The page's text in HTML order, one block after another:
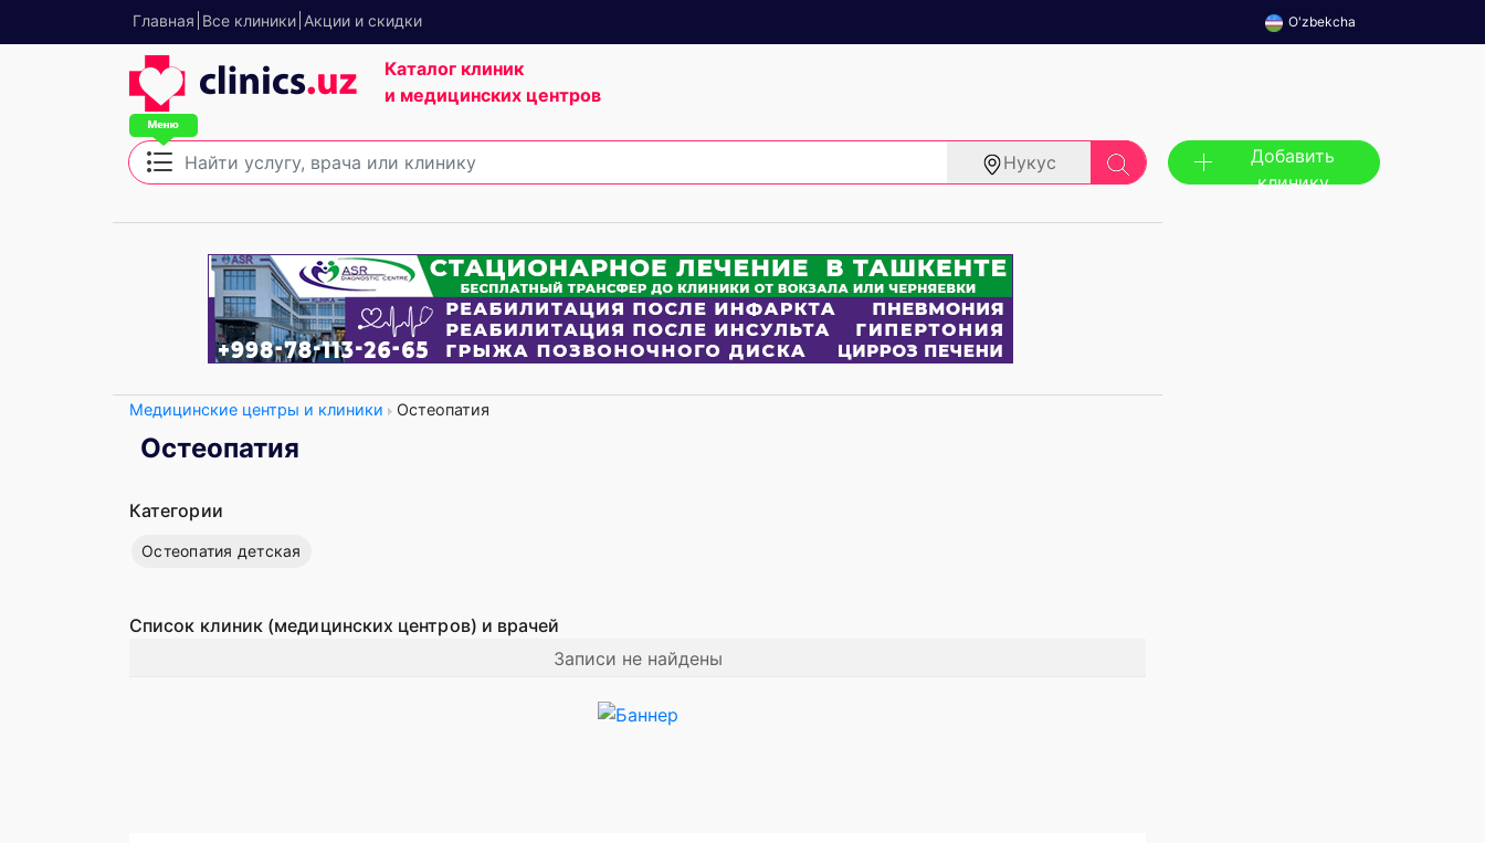
Главная Все клиники Акции и скидки O'zbekcha
Каталог клиник
и медицинских центров
Нукус
Добавить
клинику
Медицинские центры и клиники Остеопатия
Остеопатия
Категории
Остеопатия детская
Список клиник (медицинских центров) и врачей
Записи не найдены